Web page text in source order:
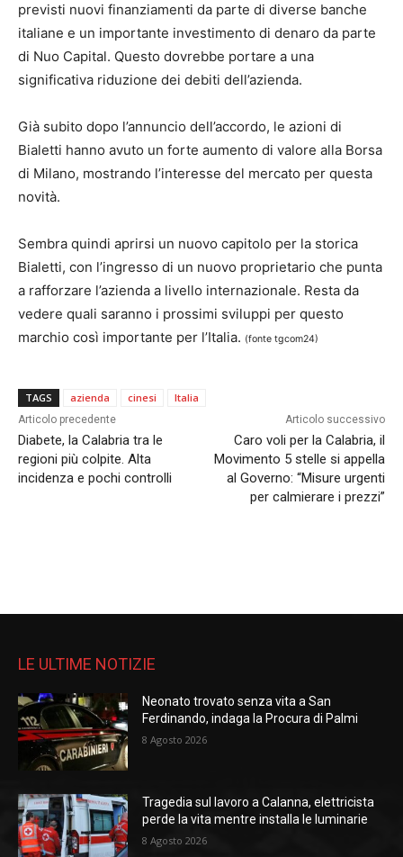
previsti nuovi finanziamenti da parte di diverse banche
italiane e un importante investimento di denaro da parte
di Nuo Capital. Questo dovrebbe portare a una
significativa riduzione dei debiti dell’azienda.
Già subito dopo l’annuncio dell’accordo, le azioni di
Bialetti hanno avuto un forte aumento di valore alla Borsa
di Milano, mostrando l’interesse del mercato per questa
novità.
Sembra quindi aprirsi un nuovo capitolo per la storica
Bialetti, con l’ingresso di un nuovo proprietario che punta
a rafforzare l’azienda a livello internazionale. Resta da
vedere quali saranno i prossimi sviluppi per questo
marchio così importante per l’Italia. (fonte tgcom24)
TAGS azienda cinesi Italia
Articolo precedente
Diabete, la Calabria tra le
regioni più colpite. Alta
incidenza e pochi controlli
Articolo successivo
Caro voli per la Calabria, il
Movimento 5 stelle si appella
al Governo: “Misure urgenti
per calmierare i prezzi”
LE ULTIME NOTIZIE
Neonato trovato senza vita a San
Ferdinando, indaga la Procura di Palmi
8 Agosto 2026
Tragedia sul lavoro a Calanna, elettricista
perde la vita mentre installa le luminarie
8 Agosto 2026